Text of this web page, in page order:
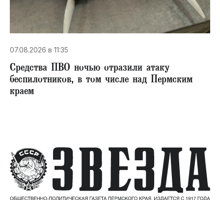
07.08.2026 в 11:35
Средства ПВО ночью отразили атаку
беспилотников, в том числе над Пермским
краем